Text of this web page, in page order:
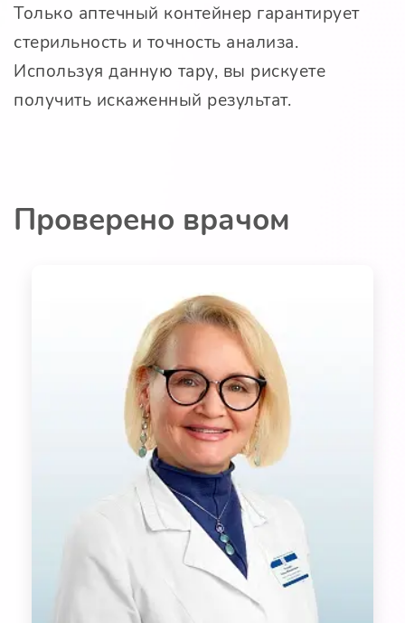
Только аптечный контейнер гарантирует
стерильность и точность анализа.
Используя данную тару, вы рискуете
получить искаженный результат.
Проверено врачом